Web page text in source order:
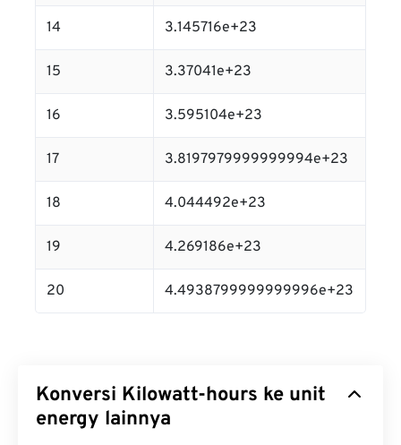
14 3.145716e+23
15 3.37041e+23
16 3.595104e+23
17 3.8197979999999994e+23
18 4.044492e+23
19 4.269186e+23
20 4.4938799999999996e+23
Konversi Kilowatt-hours ke unit
energy lainnya